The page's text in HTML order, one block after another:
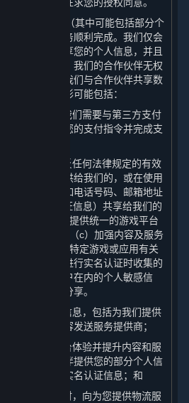
共享您的数据（其中可能包括部分个
供的内容和服务顺利完成。我们仅会
特定的目的共享您的个人信息，并且
所必要的数据。我们的合作伙伴无权
何其他用途。我们与合作伙伴共享数
人信息）的情形可能包括：
本交易功能，我们需要与第三方支付
，以确认您的支付指令并完成支
务后，在不违反任何法律规定的有效
可能会将您提供给我们的，或在使用
的部分数据，如电话号码、邮箱地址
（不含实名认证信息）共享给我们的
以便为您（a）提供统一的游戏平台
戏相关服务；（c）加强内容及服务
发送与订阅及特定游戏或应用有关
您根据本政策进行实名认证时收集的
身份及金融账户在内的个人敏感信
不会向第三方分享。
提供您的个人信息，包括为我们提供
储提供方和内容发送服务提供商；
统一的游戏平台体验并提升内容和服
我们的合作伙伴提供您的部分个人信
伙伴提供您的实名认证信息；和
体商品或奖品时，向为您提供物流服